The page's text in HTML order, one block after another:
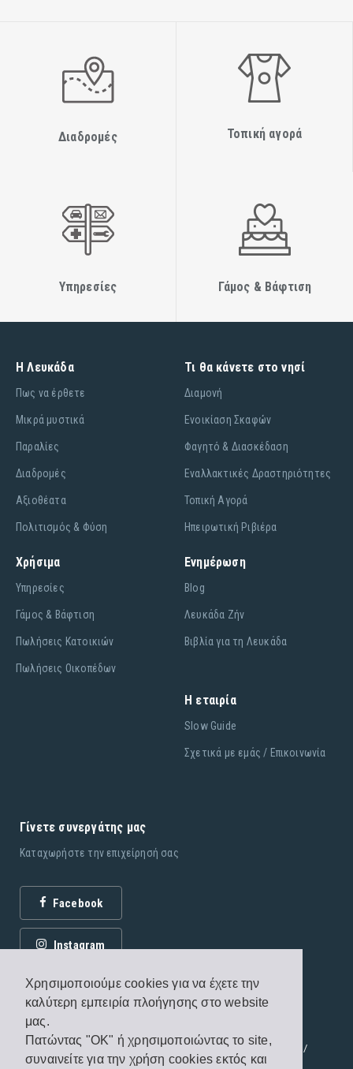
Χρησιμοποιούμε cookies για να έχετε την
καλύτερη εμπειρία πλοήγησης στο website
μας.
Πατώντας "OK" ή χρησιμοποιώντας το site,
συναινείτε για την χρήση cookies εκτός και
Διαδρομές Τοπική αγορά
Υπηρεσίες Γάμος & Βάφτιση
Η Λευκάδα
Πως να έρθετε
Μικρά μυστικά
Παραλίες
Διαδρομές
Αξιοθέατα
Πολιτισμός & Φύση
Τι θα κάνετε στο νησί
Διαμονή
Ενοικίαση Σκαφών
Φαγητό & Διασκέδαση
Εναλλακτικές Δραστηριότητες
Τοπική Αγορά
Ηπειρωτική Ριβιέρα
Χρήσιμα
Υπηρεσίες
Γάμος & Βάφτιση
Πωλήσεις Κατοικιών
Πωλήσεις Οικοπέδων
Ενημέρωση
Blog
Λευκάδα Ζήν
Βιβλία για τη Λευκάδα
Η εταιρία
Slow Guide
Σχετικά με εμάς / Επικοινωνία
Γίνετε συνεργάτης μας
Καταχωρήστε την επιχείρησή σας
Facebook
Instagram
© 2026 Εκδόσεις Fagottobooks. All rights reserved. /
Όροι χρήσης
/ Πολιτική προστασίας